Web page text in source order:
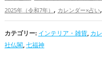
2025年（令和7年） , カレンダー×占い,
旧2025年（令和7年）の開運グッ
七福神の開運グッズ 北海道,福
恋愛運アップ,結婚運アップ
カテゴリー: インテリア・雑貨, カ
社仏閣,七福神